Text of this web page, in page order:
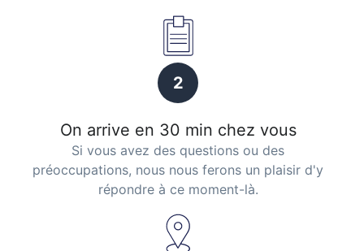
2
On arrive en 30 min chez vous
Si vous avez des questions ou des
préoccupations, nous nous ferons un plaisir d'y
répondre à ce moment-là.